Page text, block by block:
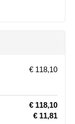
€ 118,10
€ 118,10
€ 11,81